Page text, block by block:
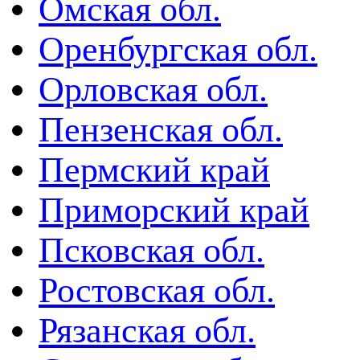
Омская обл.
Оренбургская обл.
Орловская обл.
Пензенская обл.
Пермский край
Приморский край
Псковская обл.
Ростовская обл.
Рязанская обл.